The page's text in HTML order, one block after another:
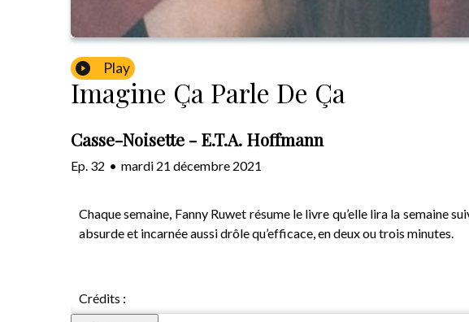
Play
Imagine Ça Parle De Ça
Casse-Noisette - E.T.A. Hoffmann
Ep. 32 • mardi 21 décembre 2021
Chaque semaine, Fanny Ruwet résume le livre qu’elle lira la semaine
absurde et incarnée aussi drôle qu’efficace, en deux ou trois minutes.
Crédits :